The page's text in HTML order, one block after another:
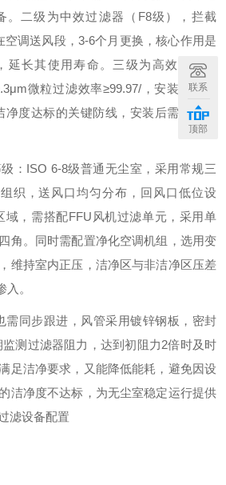
。二级为中效过滤器（F8级），拦截
调送风段，3-6个月更换，核心作用是
延长其使用寿命。三级为高效过滤器
微粒过滤效率≥99.97/，安装于送风
净度达标的关键防线，安装后需经PAO
： ISO 6-8级普通无尘室，采用常规三
织，送风口均匀分布，回风口低位设
域，需搭配FFU风机过滤单元，采用单
四角。同时需配置净化空调机组，选用变
维持室内正压，洁净区与非洁净区压差
。
需同步跟进，风管采用镀锌钢板，密封
监测过滤器阻力，达到初阻力2倍时及时
足洁净要求，又能降低能耗，避免因设
洁净度不达标，为无尘室稳定运行提供
滤设备配置
联系
顶部